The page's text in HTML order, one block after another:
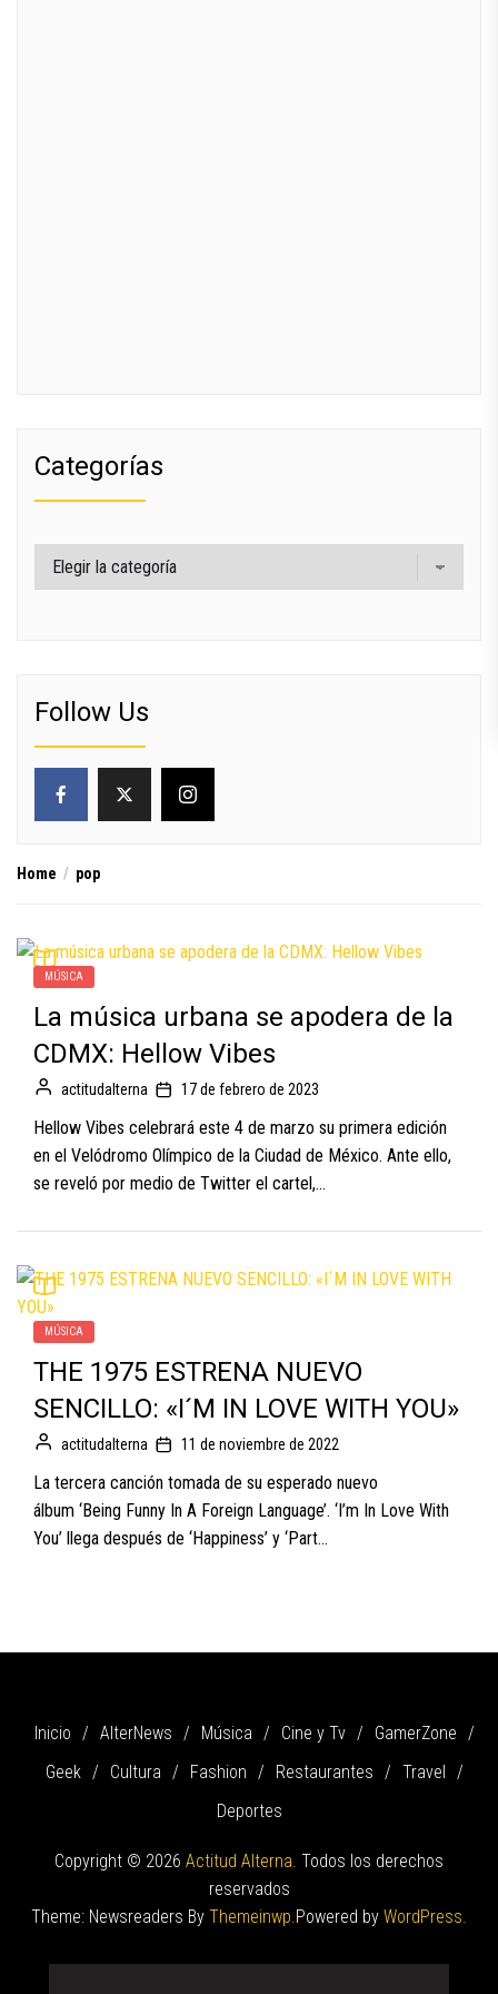
Home pop
MÚSICA
La música urbana se apodera de la
CDMX: Hellow Vibes
actitudalterna 17 de febrero de 2023
Hellow Vibes celebrará este 4 de marzo su primera edición
en el Velódromo Olímpico de la Ciudad de México. Ante ello,
se reveló por medio de Twitter el cartel,...
MÚSICA
THE 1975 ESTRENA NUEVO
SENCILLO: «I´M IN LOVE WITH YOU»
actitudalterna 11 de noviembre de 2022
La tercera canción tomada de su esperado nuevo
álbum ‘Being Funny In A Foreign Language’. ‘I’m In Love With
You’ llega después de ‘Happiness’ y ‘Part...
Categorías
Categorías
Follow Us
Inicio AlterNews Música Cine y Tv
GamerZone
Geek
Cultura Fashion Restaurantes
Travel
Deportes
Copyright © 2026 Actitud Alterna. Todos los derechos
reservados
Theme: Newsreaders By Themeinwp.Powered by WordPress.